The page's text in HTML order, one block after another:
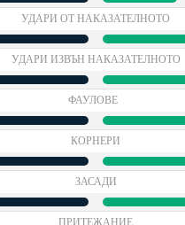
УДАРИ ОТ НАКАЗАТЕЛНОТО
УДАРИ ИЗВЪН НАКАЗАТЕЛНОТО
ФАУЛОВЕ
КОРНЕРИ
ЗАСАДИ
ПРИТЕЖАНИЕ